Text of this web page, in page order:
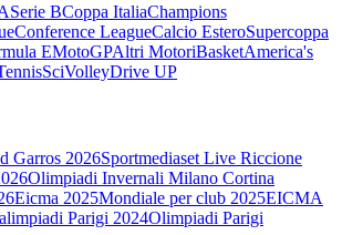
Serie BCoppa ItaliaChampions
Conference LeagueCalcio EsteroSupercoppa
EMotoGPAltri MotoriBasketAmerica's
SciVolleyDrive UP
Garros 2026Sportmediaset Live Riccione
Olimpiadi Invernali Milano Cortina
Eicma 2025Mondiale per club 2025EICMA
Parigi 2024Olimpiadi Parigi